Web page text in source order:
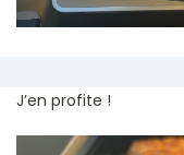
J’en profite !